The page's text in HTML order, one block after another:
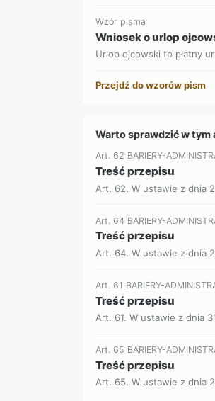
Wzór pisma
Wniosek o urlop
Urlop ojcowski to płatny
Przejdź do wzorów pism
Warto sprawdzić w tym
Art. 62 BARIERY-
Treść przepisu
Art. 62. W ustawie z dnia
Art. 64 BARIERY-
Treść przepisu
Art. 64. W ustawie z dnia
Art. 61 BARIERY-
Treść przepisu
Art. 61. W ustawie z dnia
Art. 65 BARIERY-
Treść przepisu
Art. 65. W ustawie z dnia